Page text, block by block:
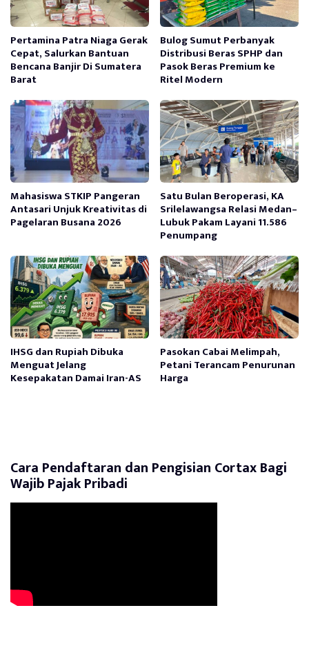
Pertamina Patra Niaga Gerak
Cepat, Salurkan Bantuan
Bencana Banjir Di Sumatera
Barat
Bulog Sumut Perbanyak
Distribusi Beras SPHP dan
Pasok Beras Premium ke
Ritel Modern
Mahasiswa STKIP Pangeran
Antasari Unjuk Kreativitas di
Pagelaran Busana 2026
Satu Bulan Beroperasi, KA
Srilelawangsa Relasi Medan–
Lubuk Pakam Layani 11.586
Penumpang
IHSG dan Rupiah Dibuka
Menguat Jelang
Kesepakatan Damai Iran-AS
Pasokan Cabai Melimpah,
Petani Terancam Penurunan
Harga
Cara Pendaftaran dan Pengisian Cortax Bagi
Wajib Pajak Pribadi